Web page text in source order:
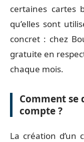
certaines cartes
qu’elles sont
concret : chez
gratuite en
chaque mois.
Comment se
compte ?
La création d’un